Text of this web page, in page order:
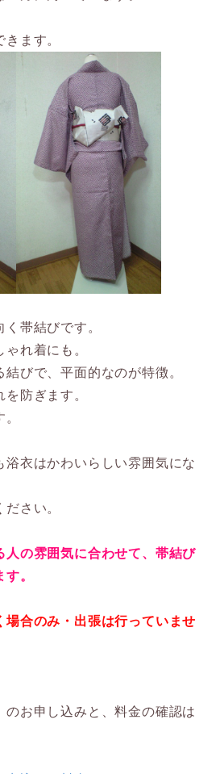
ます。
帯結びです。
れ着にも。
びで、平面的なのが特徴。
防ぎます。
浴衣はかわいらしい雰囲気にな
さい。
人の雰囲気に合わせて、帯結び
。
場合のみ・出張は行っていませ
のお申し込みと、料金の確認は